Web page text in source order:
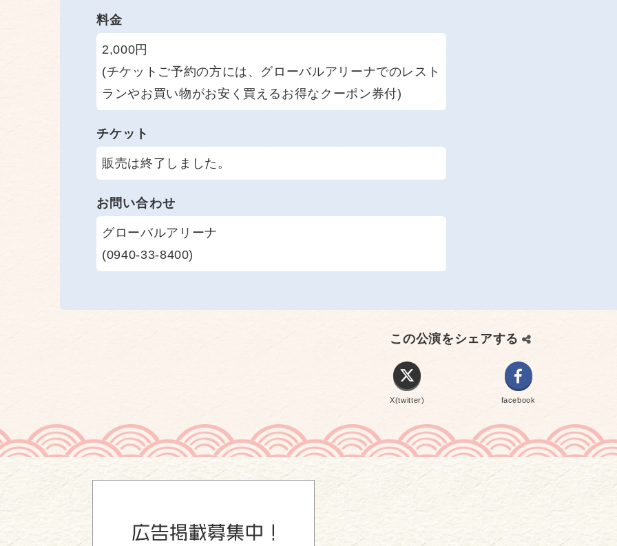
料金
2,000円
(チケットご予約の方には、グローバルアリーナでのレスト
ランやお買い物がお安く買えるお得なクーポン券付)
チケット
販売は終了しました。
お問い合わせ
グローバルアリーナ
(0940-33-8400)
この公演をシェアする
X(twitter) facebook